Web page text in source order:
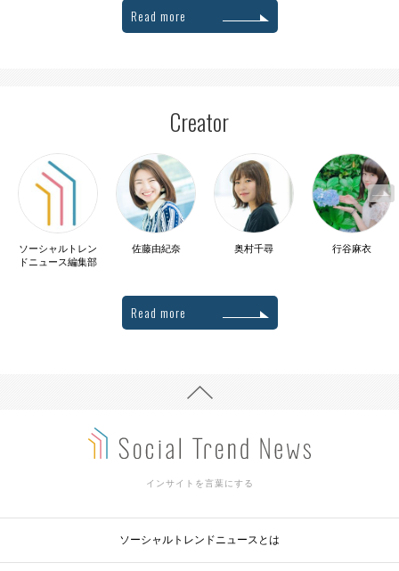
Read more
Creator
ソーシャルトレン
ドニュース編集部
佐藤由紀奈 奥村千尋 行谷麻衣
Read more
インサイトを言葉にする
ソーシャルトレンドニュースとは